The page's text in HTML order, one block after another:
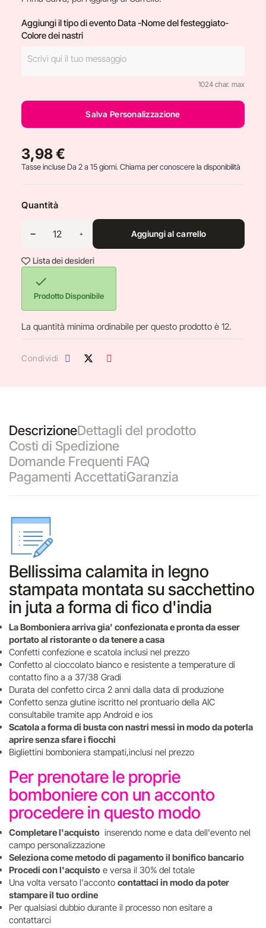
Aggiungi il tipo di evento Data -Nome del festeggiato-
Colore dei nastri
1024 char. max
Salva Personalizzazione
3,98 €
Tasse incluseDa 2 a 15 giorni. Chiama per conoscere la disponibilità
Quantità
Aggiungi al carrello
Lista dei desideri

Prodotto Disponibile
La quantità minima ordinabile per questo prodotto è 12.
Condividi
DescrizioneDettagli del prodotto
Costi di Spedizione
Domande Frequenti FAQ
Pagamenti AccettatiGaranzia
Bellissima calamita in legno
stampata montata su sacchettino
in juta a forma di fico d'india
La Bomboniera arriva gia' confezionata e pronta da esser
portato al ristorante o da tenere a casa
Confetti confezione e scatola inclusi nel prezzo
Confetto al cioccolato bianco e resistente a temperature di
contatto fino a a 37/38 Gradi
Durata del confetto circa 2 anni dalla data di produzione
Confetto senza glutine iscritto nel prontuario della AIC
consultabile tramite app Android e ios
Scatola a forma di busta con nastri messi in modo da poterla
aprire senza sfare i fiocchi
Bigliettini bomboniera stampati,inclusi nel prezzo
Per prenotare le proprie
bomboniere con un acconto
procedere in questo modo
Completare l'acquisto inserendo nome e data dell'evento nel
campo personalizzazione
Seleziona come metodo di pagamento il bonifico bancario
Procedi con l'acquisto e versa il 30% del totale
Una volta versato l'acconto contattaci in modo da poter
stampare il tuo ordine
Per qualsiasi dubbio durante il processo non esitare a
contattarci